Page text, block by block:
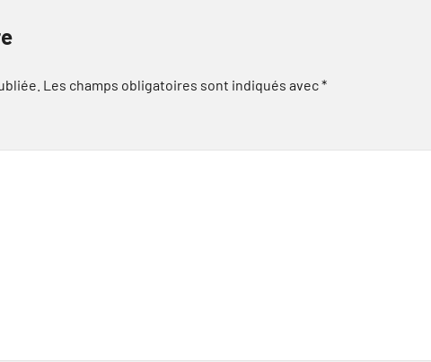
Les champs obligatoires sont indiqués avec*